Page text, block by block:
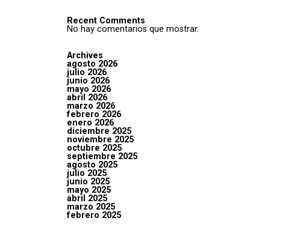
Recent Comments
No hay comentarios que mostrar.
Archives
agosto 2026
julio 2026
junio 2026
mayo 2026
abril 2026
marzo 2026
febrero 2026
enero 2026
diciembre 2025
noviembre 2025
octubre 2025
septiembre 2025
agosto 2025
julio 2025
junio 2025
mayo 2025
abril 2025
marzo 2025
febrero 2025